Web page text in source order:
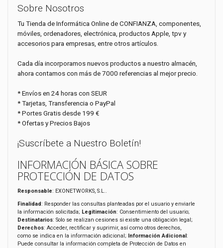
Sobre Nosotros
Tu Tienda de Informática Online de CONFIANZA, componentes,
móviles, ordenadores, electrónica, productos Apple, tpv y
accesorios para empresas, entre otros artículos.
Cada día incorporamos nuevos productos a nuestro almacén,
ahora contamos con más de 7000 referencias al mejor precio.
* Envíos en 24 horas con SEUR
* Tarjetas, Transferencia o PayPal
* Portes Gratis desde 199 €
* Ofertas y Precios Bajos
¡Suscríbete a Nuestro Boletín!
INFORMACIÓN BÁSICA SOBRE
PROTECCIÓN DE DATOS
Responsable: EXONETWORKS, S.L..
Finalidad: Responder las consultas planteadas por el usuario y enviarle
la información solicitada; Legitimación: Consentimiento del usuario;
Destinatarios: Solo se realizan cesiones si existe una obligación legal;
Derechos: Acceder, rectificar y suprimir, así como otros derechos,
como se indica en la información adicional;
Información Adicional :
Puede consultar la información completa de Protección de Datos en